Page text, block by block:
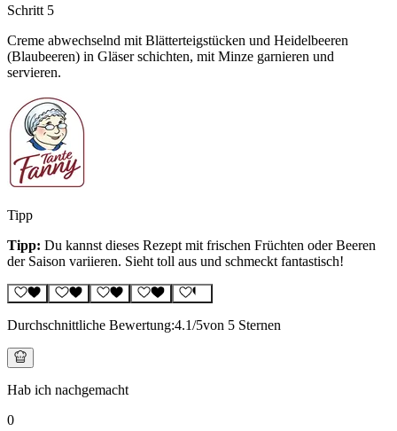
Schritt 5
Creme abwechselnd mit Blätterteigstücken und Heidelbeeren
(Blaubeeren) in Gläser schichten, mit Minze garnieren und
servieren.
Tipp
Tipp: Du kannst dieses Rezept mit frischen Früchten oder Beeren
der Saison variieren. Sieht toll aus und schmeckt fantastisch!
Durchschnittliche Bewertung:4.1/5von 5 Sternen
Hab ich nachgemacht
0